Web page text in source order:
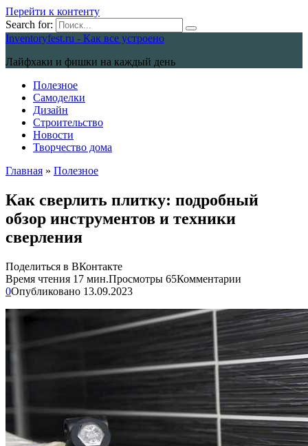
Перейти к контенту
Search for:
Inventoryfest.ru - Как все устроено
Лайфхаки и фишки на каждый день
Полезное
Самоделки
Дизайн
Строительство
Новости
Творчество дома
Главная » Полезное
Как сверлить плитку: подробный
обзор инструментов и техники
сверления
Поделиться в ВКонтакте
Время чтения 17 мин.Просмотры 65Комментарии
0Опубликовано 13.09.2023